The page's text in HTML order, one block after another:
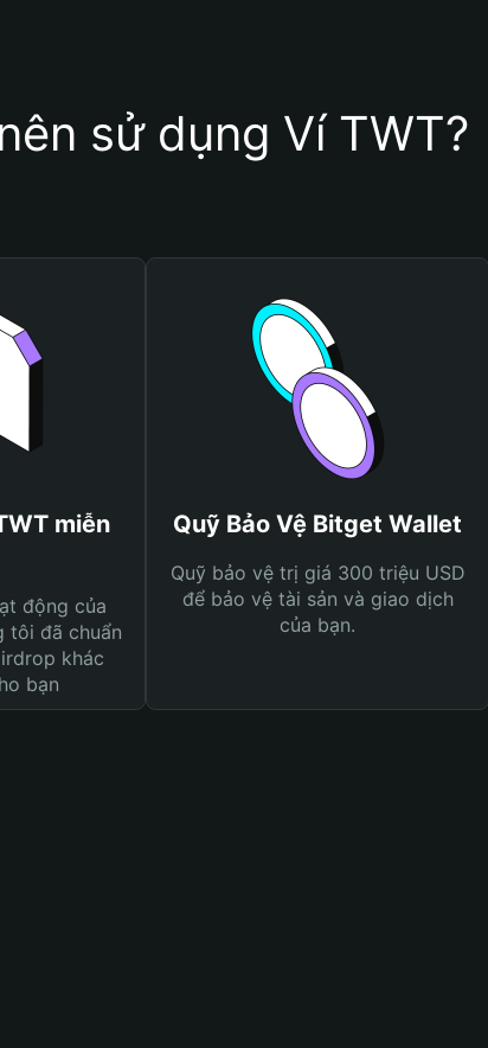
sử dụng Ví TWT?
miễn
động của
tôi đã chuẩn
khác
bạn
Quỹ Bảo Vệ Bitget Wallet
Quỹ bảo vệ trị giá 300 triệu USD
để bảo vệ tài sản và giao dịch
của bạn.